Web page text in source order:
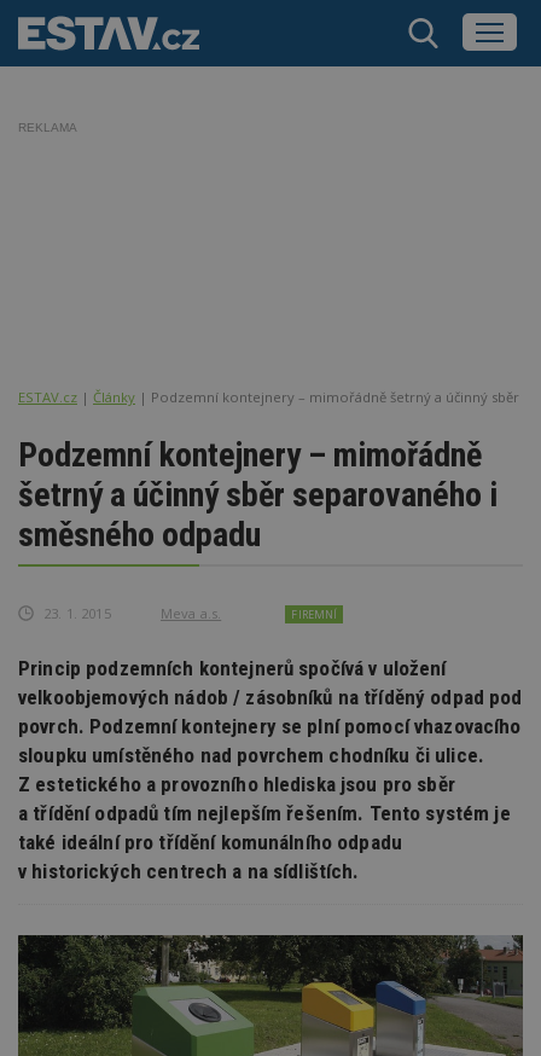
REKLAMA
ESTAV.cz Články Podzemní kontejnery – mimořádně šetrný a účinný sběr
Podzemní kontejnery – mimořádně
šetrný a účinný sběr separovaného i
směsného odpadu
23. 1. 2015 Meva a.s. FIREMNÍ
Princip podzemních kontejnerů spočívá v uložení
velkoobjemových nádob / zásobníků na tříděný odpad pod
povrch. Podzemní kontejnery se plní pomocí vhazovacího
sloupku umístěného nad povrchem chodníku či ulice.
Z estetického a provozního hlediska jsou pro sběr
a třídění odpadů tím nejlepším řešením. Tento systém je
také ideální pro třídění komunálního odpadu
v historických centrech a na sídlištích.